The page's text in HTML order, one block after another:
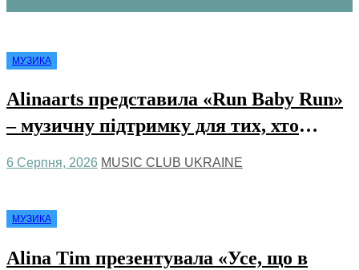
МУЗИКА
Alinaarts представила «Run Baby Run»
– музичну підтримку для тих, хто
6 Серпня, 2026 MUSIC CLUB UKRAINE
МУЗИКА
Alina Tim презентувала «Усе, що в